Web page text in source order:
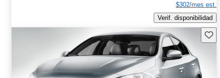
$302/mes est.
Verif. disponibilidad